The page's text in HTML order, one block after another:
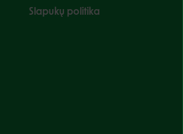
Slapukų politika